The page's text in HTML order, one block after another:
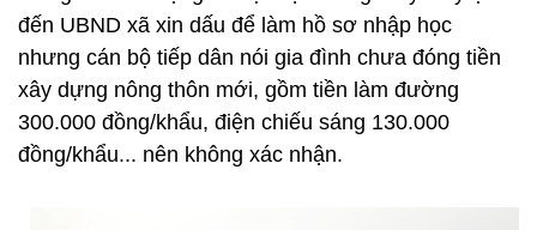
đến UBND xã xin dấu để làm hồ sơ nhập học
nhưng cán bộ tiếp dân nói gia đình chưa đóng tiền
xây dựng nông thôn mới, gồm tiền làm đường
300.000 đồng/khẩu, điện chiếu sáng 130.000
đồng/khẩu... nên không xác nhận.